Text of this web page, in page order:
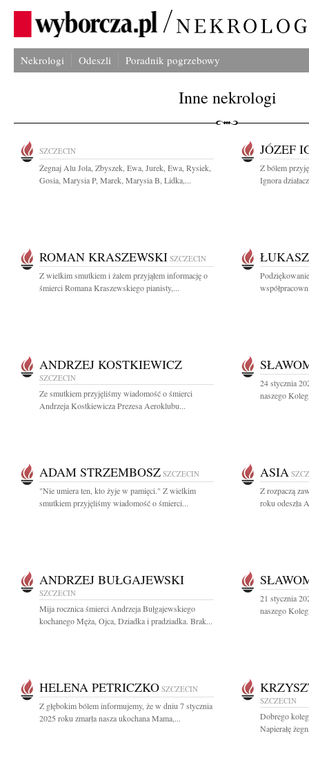
Nekrologi Odeszli Poradnik pogrzebowy
Inne nekrologi
SZCZECIN
Żegnaj Alu Jola, Zbyszek, Ewa, Jurek, Ewa, Rysiek,
Gosia, Marysia P, Marek, Marysia B, Lidka,...
JÓZEF
Z bólem
Ignora
ROMAN KRASZEWSKI SZCZECIN
Z wielkim smutkiem i żalem przyjąłem informację o
śmierci Romana Kraszewskiego pianisty,...
ANDRZEJ KOSTKIEWICZ
SZCZECIN
Ze smutkiem przyjęliśmy wiadomość o śmierci
Andrzeja Kostkiewicza Prezesa Aeroklubu...
24 stycznia
naszego
ADAM STRZEMBOSZ SZCZECIN
"Nie umiera ten, kto żyje w pamięci." Z wielkim
smutkiem przyjęliśmy wiadomość o śmierci...
ASIA
Z rozpaczą
roku odeszła
ANDRZEJ BUŁGAJEWSKI
SZCZECIN
Mija rocznica śmierci Andrzeja Bułgajewskiego
kochanego Męża, Ojca, Dziadka i pradziadka. Brak...
21 stycznia
naszego
HELENA PETRICZKO SZCZECIN
Z głębokim bólem informujemy, że w dniu 7 stycznia
2025 roku zmarła nasza ukochana Mama,...
SZCZECIN
Dobrego
Napierałę